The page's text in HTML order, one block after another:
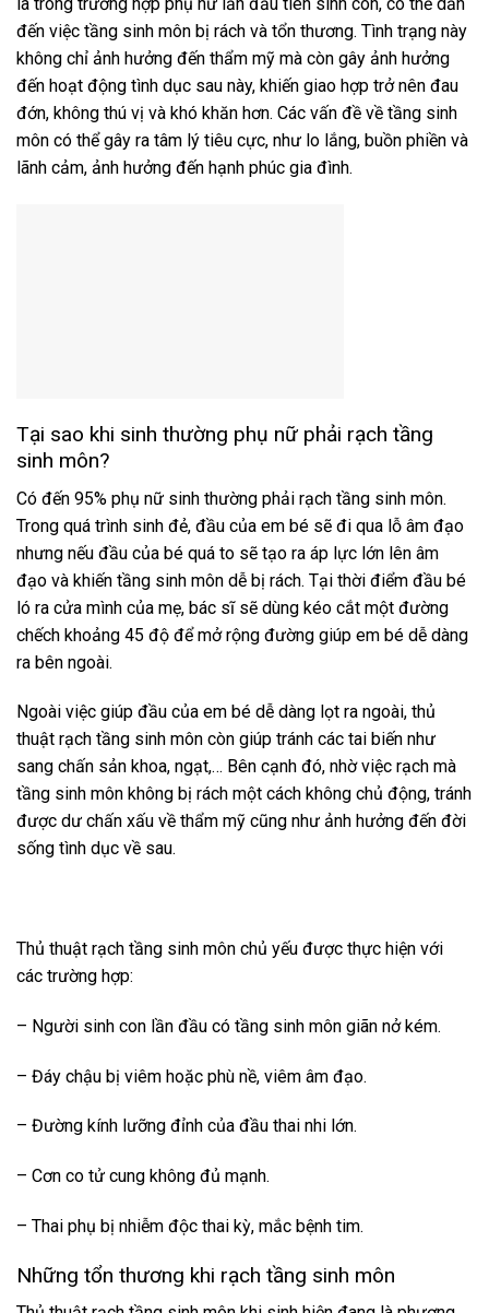
là trong trường hợp phụ nữ lần đầu tiên sinh con, có thể dẫn
đến việc tầng sinh môn bị rách và tổn thương. Tình trạng này
không chỉ ảnh hưởng đến thẩm mỹ mà còn gây ảnh hưởng
đến hoạt động tình dục sau này, khiến giao hợp trở nên đau
đớn, không thú vị và khó khăn hơn. Các vấn đề về tầng sinh
môn có thể gây ra tâm lý tiêu cực, như lo lắng, buồn phiền và
lãnh cảm, ảnh hưởng đến hạnh phúc gia đình.
Tại sao khi sinh thường phụ nữ phải rạch tầng
sinh môn?
Có đến 95% phụ nữ sinh thường phải rạch tầng sinh môn.
Trong quá trình sinh đẻ, đầu của em bé sẽ đi qua lỗ âm đạo
nhưng nếu đầu của bé quá to sẽ tạo ra áp lực lớn lên âm
đạo và khiến tầng sinh môn dễ bị rách. Tại thời điểm đầu bé
ló ra cửa mình của mẹ, bác sĩ sẽ dùng kéo cắt một đường
chếch khoảng 45 độ để mở rộng đường giúp em bé dễ dàng
ra bên ngoài.
Ngoài việc giúp đầu của em bé dễ dàng lọt ra ngoài, thủ
thuật rạch tầng sinh môn còn giúp tránh các tai biến như
sang chấn sản khoa, ngạt,… Bên cạnh đó, nhờ việc rạch mà
tầng sinh môn không bị rách một cách không chủ động, tránh
được dư chấn xấu về thẩm mỹ cũng như ảnh hưởng đến đời
sống tình dục về sau.
Thủ thuật rạch tầng sinh môn chủ yếu được thực hiện với
các trường hợp:
– Người sinh con lần đầu có tầng sinh môn giãn nở kém.
– Đáy chậu bị viêm hoặc phù nề, viêm âm đạo.
– Đường kính lưỡng đỉnh của đầu thai nhi lớn.
– Cơn co tử cung không đủ mạnh.
– Thai phụ bị nhiễm độc thai kỳ, mắc bệnh tim.
Những tổn thương khi rạch tầng sinh môn